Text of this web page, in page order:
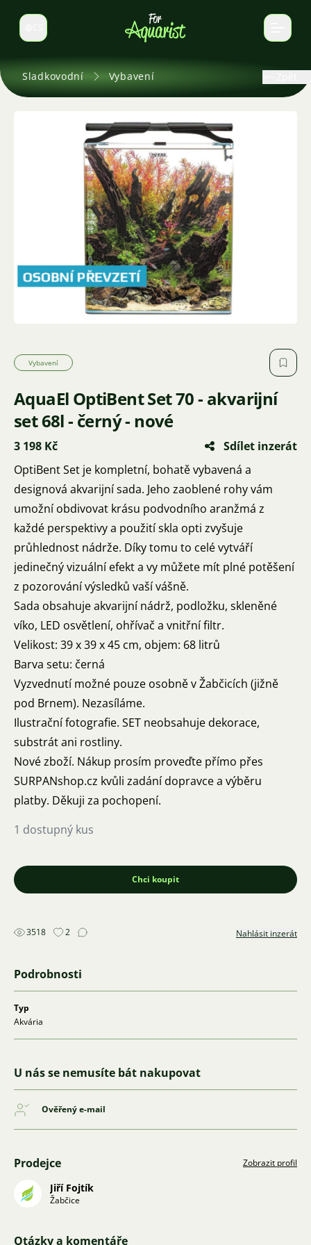
Select language
Sladkovodní Vybavení
Vybavení
AquaEl OptiBent Set 70 - akvarijní
set 68l - černý - nové
3 198 Kč
Sdílet inzerát
OptiBent Set je kompletní, bohatě vybavená a
designová akvarijní sada. Jeho zaoblené rohy vám
umožní obdivovat krásu podvodního aranžmá z
každé perspektivy a použití skla opti zvyšuje
průhlednost nádrže. Díky tomu to celé vytváří
jedinečný vizuální efekt a vy můžete mít plné potěšení
z pozorování výsledků vaší vášně.
Sada obsahuje akvarijní nádrž, podložku, skleněné
víko, LED osvětlení, ohřívač a vnitřní filtr.
Velikost: 39 x 39 x 45 cm, objem: 68 litrů
Barva setu: černá
Vyzvednutí možné pouze osobně v Žabčicích (jižně
pod Brnem). Nezasíláme.
Ilustrační fotografie. SET neobsahuje dekorace,
substrát ani rostliny.
Nové zboží. Nákup prosím proveďte přímo přes
SURPANshop.cz kvůli zadání dopravce a výběru
platby. Děkuji za pochopení.
1 dostupný kus
Chci koupit
3518 2 Nahlásit inzerát
Podrobnosti
Typ
Akvária
U nás se nemusíte bát nakupovat
Ověřený e-mail
Prodejce Zobrazit profil
Jiří Fojtík
Žabčice
Otázky a komentáře